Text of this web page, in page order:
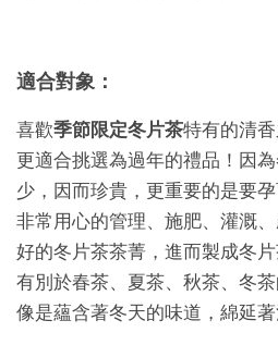
適合對象：
喜歡季節限定冬片茶特有的清香
更適合挑選為過年的禮品！因
少，因而珍貴，更重要的是要
非常用心的管理、施肥、灌溉
好的冬片茶茶菁，進而製成冬
有別於春茶、夏茶、秋茶、冬
像是蘊含著冬天的味道，綿延著